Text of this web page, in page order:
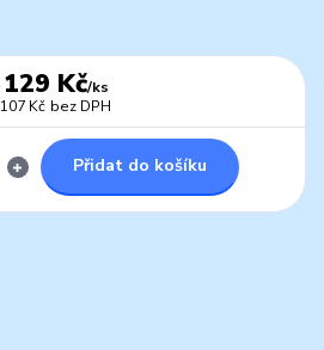
129 Kč/ks
107 Kč bez DPH
Přidat do košíku